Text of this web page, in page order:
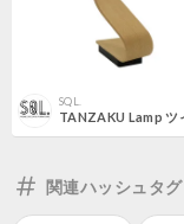
SQL.
関連ハッシュタグ